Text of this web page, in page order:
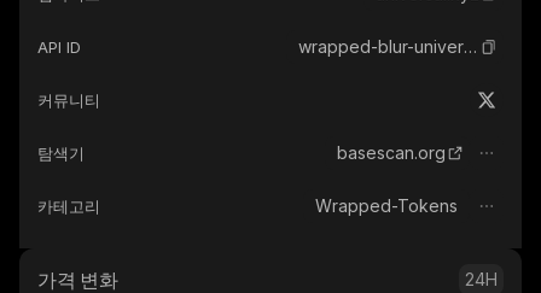
API ID wrapped-blur-universal
커뮤니티
탐색기 basescan.org
카테고리 Wrapped-Tokens
가격 변화 24H